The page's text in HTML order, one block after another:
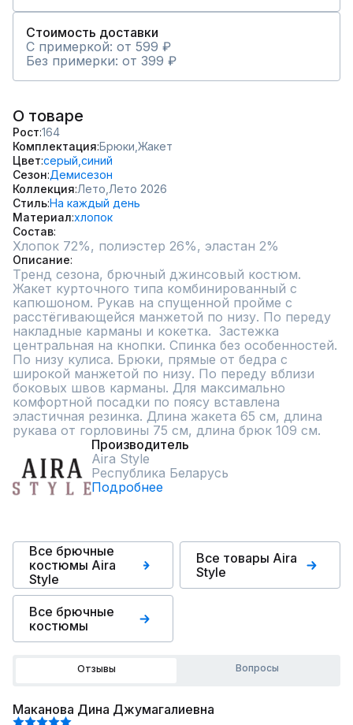
Стоимость доставки
С примеркой: от 599 ₽
Без примерки: от 399 ₽
О товаре
Рост 164
Комплектация Брюки, Жакет
Цвет серый, синий
Сезон Демисезон
Коллекция Лето, Лето 2026
СтильНа каждый день
Материал хлопок
Состав
Описание
Тренд сезона, брючный джинсовый костюм.
Жакет курточного типа комбинированный с
капюшоном. Рукав на спущенной пройме с
расстёгивающейся манжетой по низу. По переду
накладные карманы и кокетка.  Застежка
центральная на кнопки. Спинка без особенностей.
По низу кулиса. Брюки, прямые от бедра с
широкой манжетой по низу. По переду вблизи
боковых швов карманы. Для максимально
комфортной посадки по поясу вставлена
эластичная резинка. Длина жакета 65 см, длина
рукава от горловины 75 см, длина брюк 109 см.
Производитель
Aira Style
Республика Беларусь
Подробнее
Все брючные
костюмы Aira
Style
Все товары Aira
Style
Все брючные
костюмы
Отзывы Вопросы
Маканова Дина Джумагалиевна